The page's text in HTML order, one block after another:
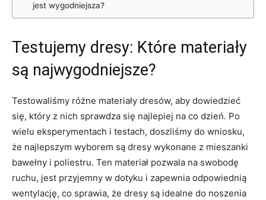
jest wygodniejsza?
Testujemy dresy: Które materiały
są najwygodniejsze?
Testowaliśmy różne materiały dresów, aby dowiedzieć
się, który z nich ‌sprawdza się ‍najlepiej na co dzień.​ Po‌
wielu ‌eksperymentach ⁢i⁢ testach,⁢ doszliśmy do⁤ wniosku,
że najlepszym wyborem są dresy wykonane z mieszanki
bawełny i poliestru. ⁢Ten materiał pozwala⁢ na‍ swobodę
ruchu, jest przyjemny w dotyku i zapewnia odpowiednią
wentylację, co sprawia, że dresy są idealne⁢ do noszenia